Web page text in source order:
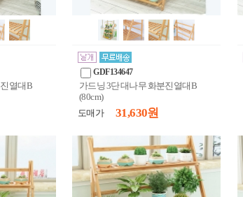
열대B
GDF134647
가드닝 3단 대나무 화분진열대B
(80cm)
도매가
31,630 원